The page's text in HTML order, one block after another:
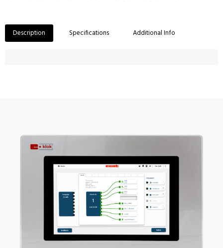
Description Specifications Additional Info